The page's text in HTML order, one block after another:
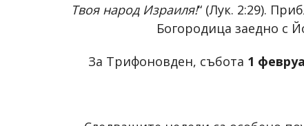
Твоя народ Израиля!“ (Лук. 2:29).
Богородица заедно с
За Трифоновден, събота 1